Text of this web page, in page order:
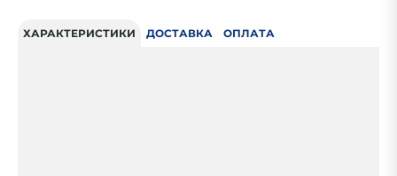
ХАРАКТЕРИСТИКИ ДОСТАВКА ОПЛАТА